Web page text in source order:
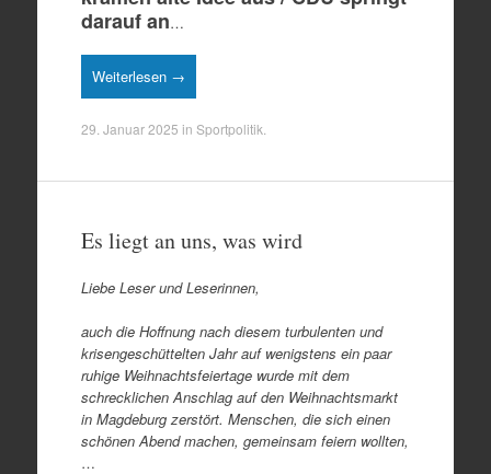
darauf an…
Weiterlesen →
29. Januar 2025 in Sportpolitik
Es liegt an uns, was wird
Liebe Leser und Leserinnen,
auch die Hoffnung nach diesem turbulenten und
krisengeschüttelten Jahr auf wenigstens ein paar
ruhige Weihnachtsfeiertage wurde mit dem
schrecklichen Anschlag auf den Weihnachtsmarkt
in Magdeburg zerstört. Menschen, die sich einen
schönen Abend machen, gemeinsam feiern wollten,
…